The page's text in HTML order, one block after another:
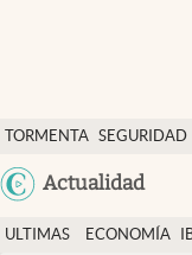
TORMENTA SEGURIDAD
Actualidad
Economía y finanzas
Política
Actualidad
ULTIMAS
ECONOMÍA